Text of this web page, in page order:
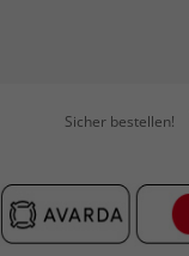
Sicher bestellen!